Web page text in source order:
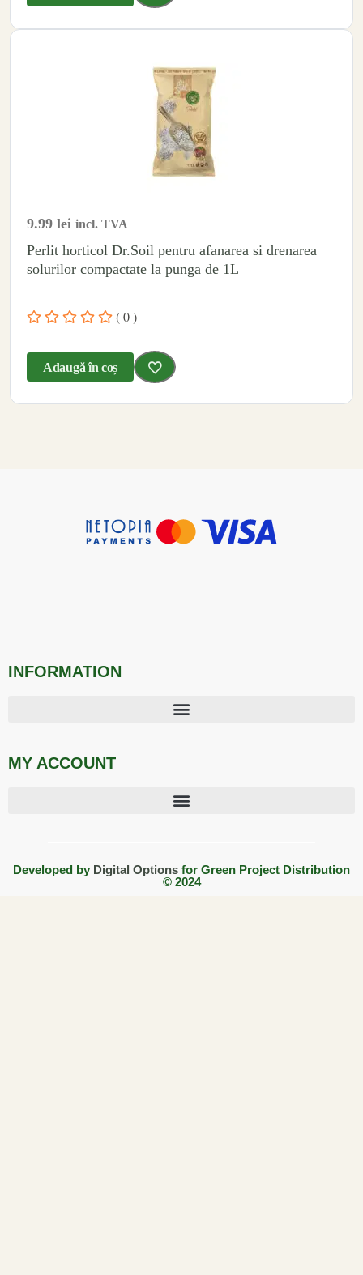
9.99 lei incl. TVA
Perlit horticol Dr.Soil pentru afanarea si drenarea
solurilor compactate la punga de 1L
( 0 )
Adaugă în coș
INFORMATION
MY ACCOUNT
Developed by Digital Options for Green Project Distribution
© 2024